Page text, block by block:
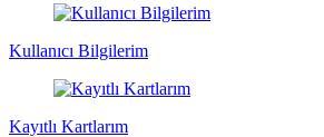
Kullanıcı Bilgilerim
Kayıtlı Kartlarım